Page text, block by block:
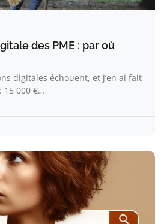
des PME : par où
digitales échouent, et j’en ai fait
15 000 €…